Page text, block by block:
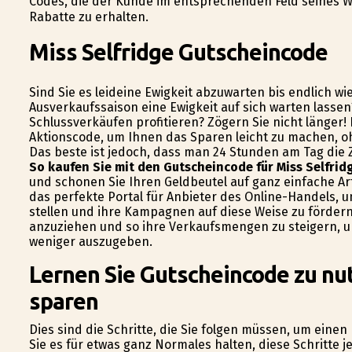
Rabatte zu erhalten.
Miss Selfridge Gutscheincode
Sind Sie es leideine Ewigkeit abzuwarten bis endlich
Ausverkaufssaison eine Ewigkeit auf sich warten
Schlussverkäufen profitieren? Zögern Sie nicht
Aktionscode, um Ihnen das Sparen leicht zu machen,
Das beste ist jedoch, dass man 24 Stunden am Tag
So kaufen Sie mit den Gutscheincode für Miss
und schonen Sie Ihren Geldbeutel auf ganz einfache
das perfekte Portal für Anbieter des Online-Handels,
stellen und ihre Kampagnen auf diese Weise zu
anzuziehen und so ihre Verkaufsmengen zu steigern,
weniger auszugeben.
Lernen Sie Gutscheincode zu
sparen
Dies sind die Schritte, die Sie folgen müssen, um
Sie es für etwas ganz Normales halten, diese